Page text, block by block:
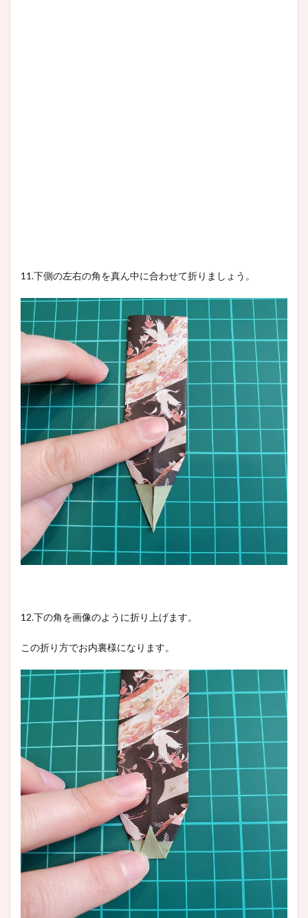
11.下側の左右の角を真ん中に合わせて折りましょう。
12.下の角を画像のように折り上げます。
この折り方でお内裏様になります。